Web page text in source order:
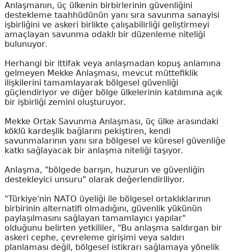
Anlaşmanın, üç ülkenin birbirlerinin güvenliğini
destekleme taahhüdünün yanı sıra savunma sanayisi
işbirliğini ve askeri birlikte çalışabilirliği geliştirmeyi
amaçlayan savunma odaklı bir düzenleme niteliği
bulunuyor.
Herhangi bir ittifak veya anlaşmadan kopuş anlamına
gelmeyen Mekke Anlaşması, mevcut müttefiklik
ilişkilerini tamamlayarak bölgesel güvenliği
güçlendiriyor ve diğer bölge ülkelerinin katılımına açık
bir işbirliği zemini oluşturuyor.
Mekke Ortak Savunma Anlaşması, üç ülke arasındaki
köklü kardeşlik bağlarını pekiştiren, kendi
savunmalarının yanı sıra bölgesel ve küresel güvenliğe
katkı sağlayacak bir anlaşma niteliği taşıyor.
Anlaşma, "bölgede barışın, huzurun ve güvenliğin
destekleyici unsuru" olarak değerlendiriliyor.
"Türkiye'nin NATO üyeliği ile bölgesel ortaklıklarının
birbirinin alternatifi olmadığını, güvenlik yükünün
paylaşılmasını sağlayan tamamlayıcı yapılar"
olduğunu belirten yetkililer, "Bu anlaşma saldırgan bir
askeri cephe, çevreleme girişimi veya saldırı
planlaması değil, bölgesel istikrarı sağlamaya yönelik